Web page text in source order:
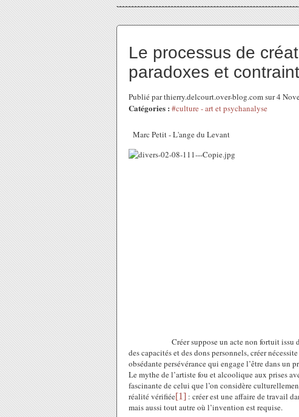
Le processus de
paradoxes et
Publié par thierry.delcourt.over-blog.com sur 4
Catégories : #culture - art et psychanalyse
Marc Petit - L'ange du Levant
Créer suppose un acte non fortuit issu
des capacités et des dons personnels, créer
obsédante persévérance qui engage l’être dans un
Le mythe de l’artiste fou et alcoolique aux prises
fascinante de celui que l’on considère
réalité vérifiée[1] : créer est une affaire de travail
mais aussi tout autre où l’invention est requise.